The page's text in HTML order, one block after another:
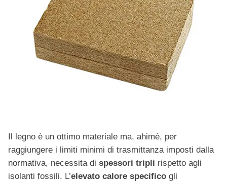
Il legno è un ottimo materiale ma, ahimè, per
raggiungere i limiti minimi di trasmittanza imposti dalla
normativa, necessita di spessori tripli rispetto agli
isolanti fossili. L’elevato calore specifico gli